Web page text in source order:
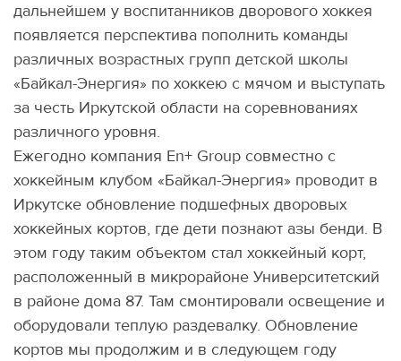
дальнейшем у воспитанников дворового хоккея
появляется перспектива пополнить команды
различных возрастных групп детской школы
«Байкал-Энергия» по хоккею с мячом и выступать
за честь Иркутской области на соревнованиях
различного уровня.
Ежегодно компания En+ Group совместно с
хоккейным клубом «Байкал-Энергия» проводит в
Иркутске обновление подшефных дворовых
хоккейных кортов, где дети познают азы бенди. В
этом году таким объектом стал хоккейный корт,
расположенный в микрорайоне Университетский
в районе дома 87. Там смонтировали освещение и
оборудовали теплую раздевалку. Обновление
кортов мы продолжим и в следующем году